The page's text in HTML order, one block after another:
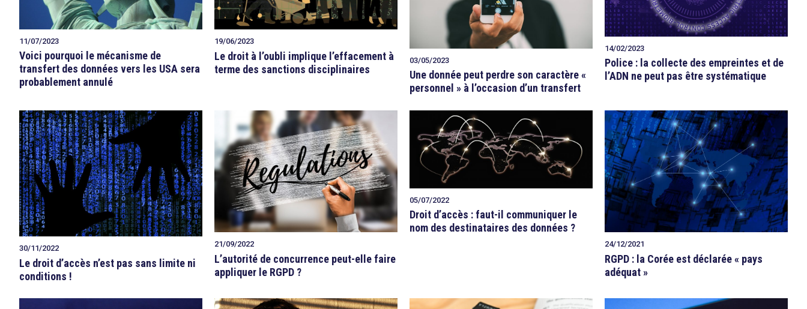
11/07/2023
Voici pourquoi le mécanisme de
transfert des données vers les USA sera
probablement annulé
19/06/2023
Le droit à l’oubli implique l’effacement à
terme des sanctions disciplinaires
03/05/2023
Une donnée peut perdre son caractère «
personnel » à l’occasion d’un transfert
14/02/2023
Police : la collecte des empreintes et de
l’ADN ne peut pas être systématique
30/11/2022
Le droit d’accès n’est pas sans limite ni
conditions !
21/09/2022
L’autorité de concurrence peut-elle faire
appliquer le RGPD ?
05/07/2022
Droit d’accès : faut-il communiquer le
nom des destinataires des données ?
24/12/2021
RGPD : la Corée est déclarée « pays
adéquat »